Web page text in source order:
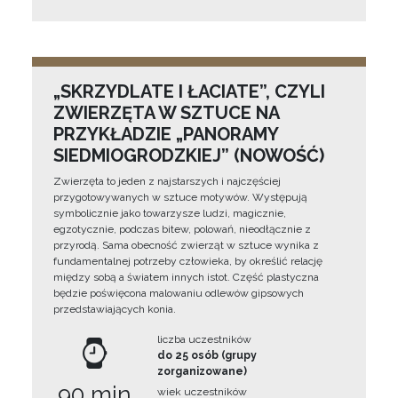
„SKRZYDLATE I ŁACIATE”, CZYLI
ZWIERZĘTA W SZTUCE NA
PRZYKŁADZIE „PANORAMY
SIEDMIOGRODZKIEJ” (NOWOŚĆ)
Zwierzęta to jeden z najstarszych i najczęściej
przygotowywanych w sztuce motywów. Występują
symbolicznie jako towarzysze ludzi, magicznie,
egzotycznie, podczas bitew, polowań, nieodłącznie z
przyrodą. Sama obecność zwierząt w sztuce wynika z
fundamentalnej potrzeby człowieka, by określić relację
między sobą a światem innych istot. Część plastyczna
będzie poświęcona malowaniu odlewów gipsowych
przedstawiających konia.
liczba uczestników
do 25 osób (grupy
zorganizowane)
wiek uczestników